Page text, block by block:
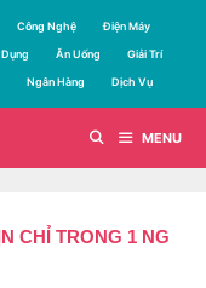
Công Nghệ Điện Máy
Ăn Uống Giải Trí
Ngân Hàng Dịch Vụ
MENU
CHỈ TRONG 1 NG